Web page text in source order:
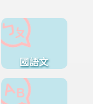
國語文